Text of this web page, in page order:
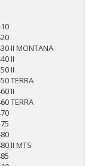
II MONTANA
II
II
TERRA
II
TERRA
II MTS